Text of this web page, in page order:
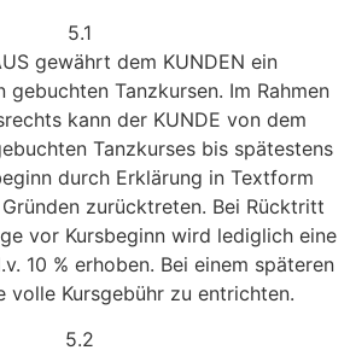
5.1
gewährt dem KUNDEN ein
Tanzkursen. Im Rahmen
kann der KUNDE von dem
Tanzkurses bis spätestens
durch Erklärung in Textform
zurücktreten. Bei Rücktritt
vor Kursbeginn wird lediglich eine
10 % erhoben. Bei einem späteren
volle Kursgebühr zu entrichten.
5.2